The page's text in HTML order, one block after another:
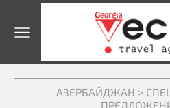
АЗЕРБАЙДЖАН >